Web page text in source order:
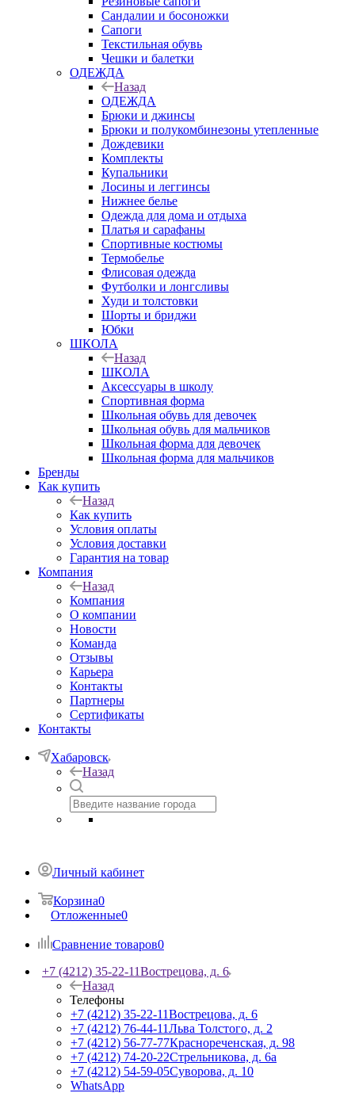
Сандалии и босоножки
Сапоги
Текстильная обувь
Чешки и балетки
ОДЕЖДА
Назад
ОДЕЖДА
Брюки и джинсы
Брюки и полукомбинезоны утепленные
Дождевики
Комплекты
Купальники
Лосины и леггинсы
Нижнее белье
Одежда для дома и отдыха
Платья и сарафаны
Спортивные костюмы
Термобелье
Флисовая одежда
Футболки и лонгсливы
Худи и толстовки
Шорты и бриджи
Юбки
ШКОЛА
Назад
ШКОЛА
Аксессуары в школу
Спортивная форма
Школьная обувь для девочек
Школьная обувь для мальчиков
Школьная форма для девочек
Школьная форма для мальчиков
Бренды
Как купить
Назад
Как купить
Условия оплаты
Условия доставки
Гарантия на товар
Компания
Назад
Компания
О компании
Новости
Команда
Отзывы
Карьера
Контакты
Партнеры
Сертификаты
Контакты
Хабаровск
Назад
Личный кабинет
Корзина0
Отложенные0
Сравнение товаров0
+7 (4212) 35-22-11Вострецова, д. 6
Назад
Телефоны
+7 (4212) 35-22-11Вострецова, д. 6
+7 (4212) 76-44-11Льва Толстого, д. 2
+7 (4212) 56-77-77Краснореченская, д. 98
+7 (4212) 74-20-22Стрельникова, д. 6а
+7 (4212) 54-59-05Суворова, д. 10
WhatsApp